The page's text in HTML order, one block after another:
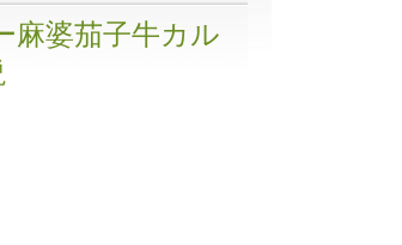
麻婆茄子牛カル